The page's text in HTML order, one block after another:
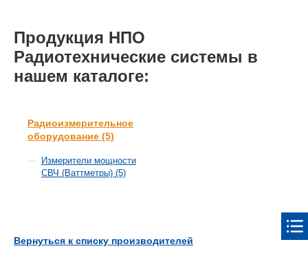
Продукция НПО
Радиотехнические системы в
нашем каталоге:
Радиоизмерительное
оборудование (5)
Измерители мощности
СВЧ (Ваттметры) (5)
Вернуться к списку производителей